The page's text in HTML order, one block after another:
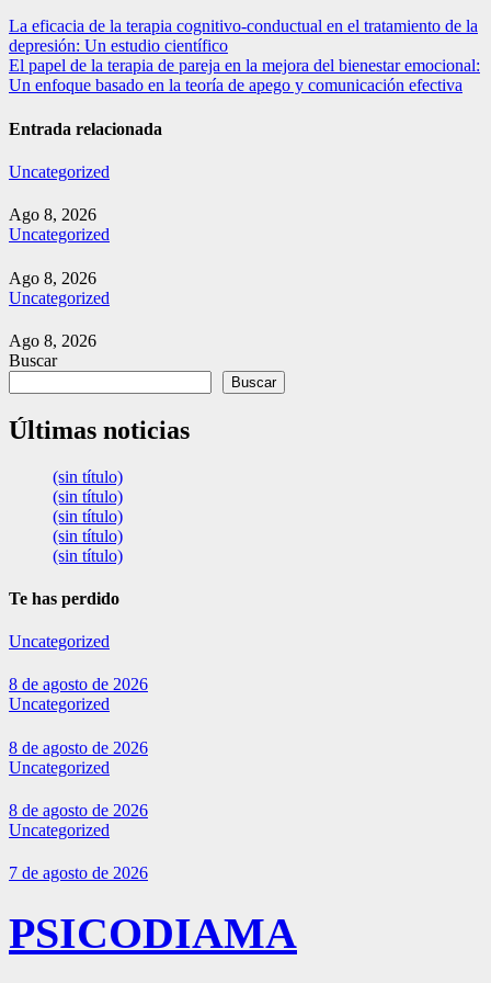
Navegación
de
entradas
La eficacia de la terapia cognitivo-conductual en el tratamiento de la
depresión: Un estudio científico
El papel de la terapia de pareja en la mejora del bienestar emocional:
Un enfoque basado en la teoría de apego y comunicación efectiva
Entrada relacionada
Uncategorized
Ago 8, 2026
Uncategorized
Ago 8, 2026
Uncategorized
Ago 8, 2026
Buscar
Buscar
Últimas noticias
(sin título)
(sin título)
(sin título)
(sin título)
(sin título)
Te has perdido
Uncategorized
8 de agosto de 2026
Uncategorized
8 de agosto de 2026
Uncategorized
8 de agosto de 2026
Uncategorized
7 de agosto de 2026
PSICODIAMA